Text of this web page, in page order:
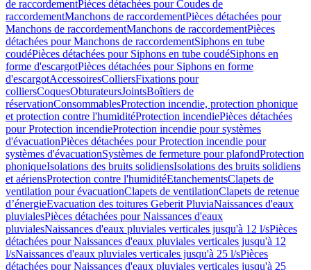
de raccordementPièces détachées pour Coudes de
raccordementManchons de raccordementPièces détachées pour
Manchons de raccordementManchons de raccordementPièces
détachées pour Manchons de raccordementSiphons en tube
coudéPièces détachées pour Siphons en tube coudéSiphons en
forme d'escargotPièces détachées pour Siphons en forme
d'escargotAccessoiresColliersFixations pour
colliersCoquesObturateursJointsBoîtiers de
réservationConsommablesProtection incendie, protection phonique
et protection contre l'humiditéProtection incendiePièces détachées
pour Protection incendieProtection incendie pour systèmes
d'évacuationPièces détachées pour Protection incendie pour
systèmes d'évacuationSystèmes de fermeture pour plafondProtection
phoniqueIsolations des bruits solidiensIsolations des bruits solidiens
et aériensProtection contre l'humiditéEtanchementsClapets de
ventilation pour évacuationClapets de ventilationClapets de retenue
d’énergieEvacuation des toitures Geberit PluviaNaissances d'eaux
pluvialesPièces détachées pour Naissances d'eaux
pluvialesNaissances d'eaux pluviales verticales jusqu'à 12 l/sPièces
détachées pour Naissances d'eaux pluviales verticales jusqu'à 12
l/sNaissances d'eaux pluviales verticales jusqu'à 25 l/sPièces
détachées pour Naissances d'eaux pluviales verticales jusqu'à 25